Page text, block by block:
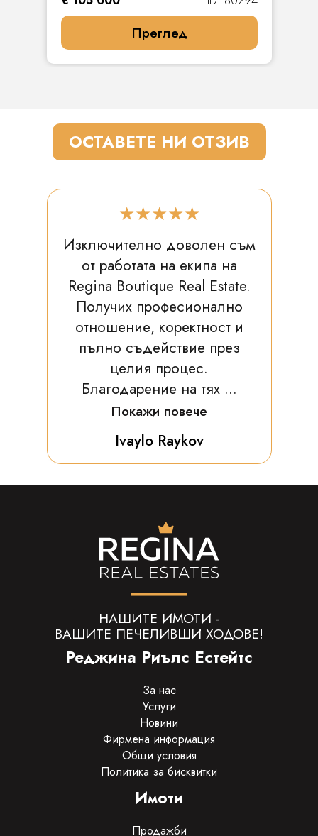
Преглед
ОСТАВЕТЕ НИ ОТЗИВ
★★★★★
Изключително доволен съм
от работата на екипа на
Regina Boutique Real Estate.
Получих професионално
отношение, коректност и
пълно съдействие през
целия процес.
Благодарение на тях ...
Покажи повече
Ivaylo Raykov
НАШИТЕ ИМОТИ -
ВАШИТЕ ПЕЧЕЛИВШИ ХОДОВЕ!
Реджина Риълс Естейтс
За нас
Услуги
Новини
Фирмена информация
Общи условия
Политика за бисквитки
Имоти
Продажби